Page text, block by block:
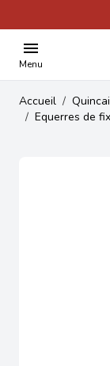
Menu
Accueil /
/ Equerres de